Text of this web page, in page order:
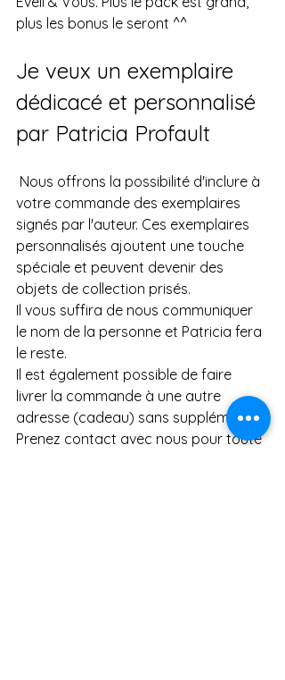
plus les bonus le seront ^^
Je veux un exemplaire
dédicacé et personnalisé
par Patricia Profault
Nous offrons la possibilité d'inclure à
votre commande des exemplaires
signés par l'auteur. Ces exemplaires
personnalisés ajoutent une touche
spéciale et peuvent devenir des
objets de collection prisés.
Il vous suffira de nous communiquer
le nom de la personne et Patricia fera
le reste.
Il est également possible de faire
livrer la commande à une autre
adresse (cadeau) sans supplément.
Prenez contact avec nous pour toute